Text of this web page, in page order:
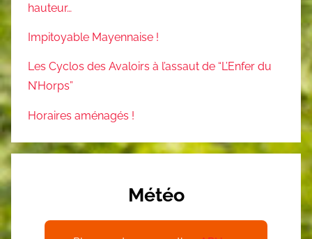
hauteur…
Impitoyable Mayennaise !
Les Cyclos des Avaloirs à l’assaut de “L’Enfer du
N’Horps”
Horaires aménagés !
Météo